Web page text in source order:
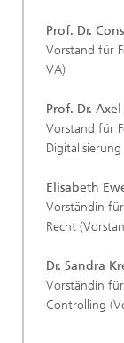
Prof. Dr.
Vorstand für
VA)
Prof. Dr.
Vorstand für
Elisabeth
Vorständin
Recht
Dr. Sandra
Vorständin
Controlling